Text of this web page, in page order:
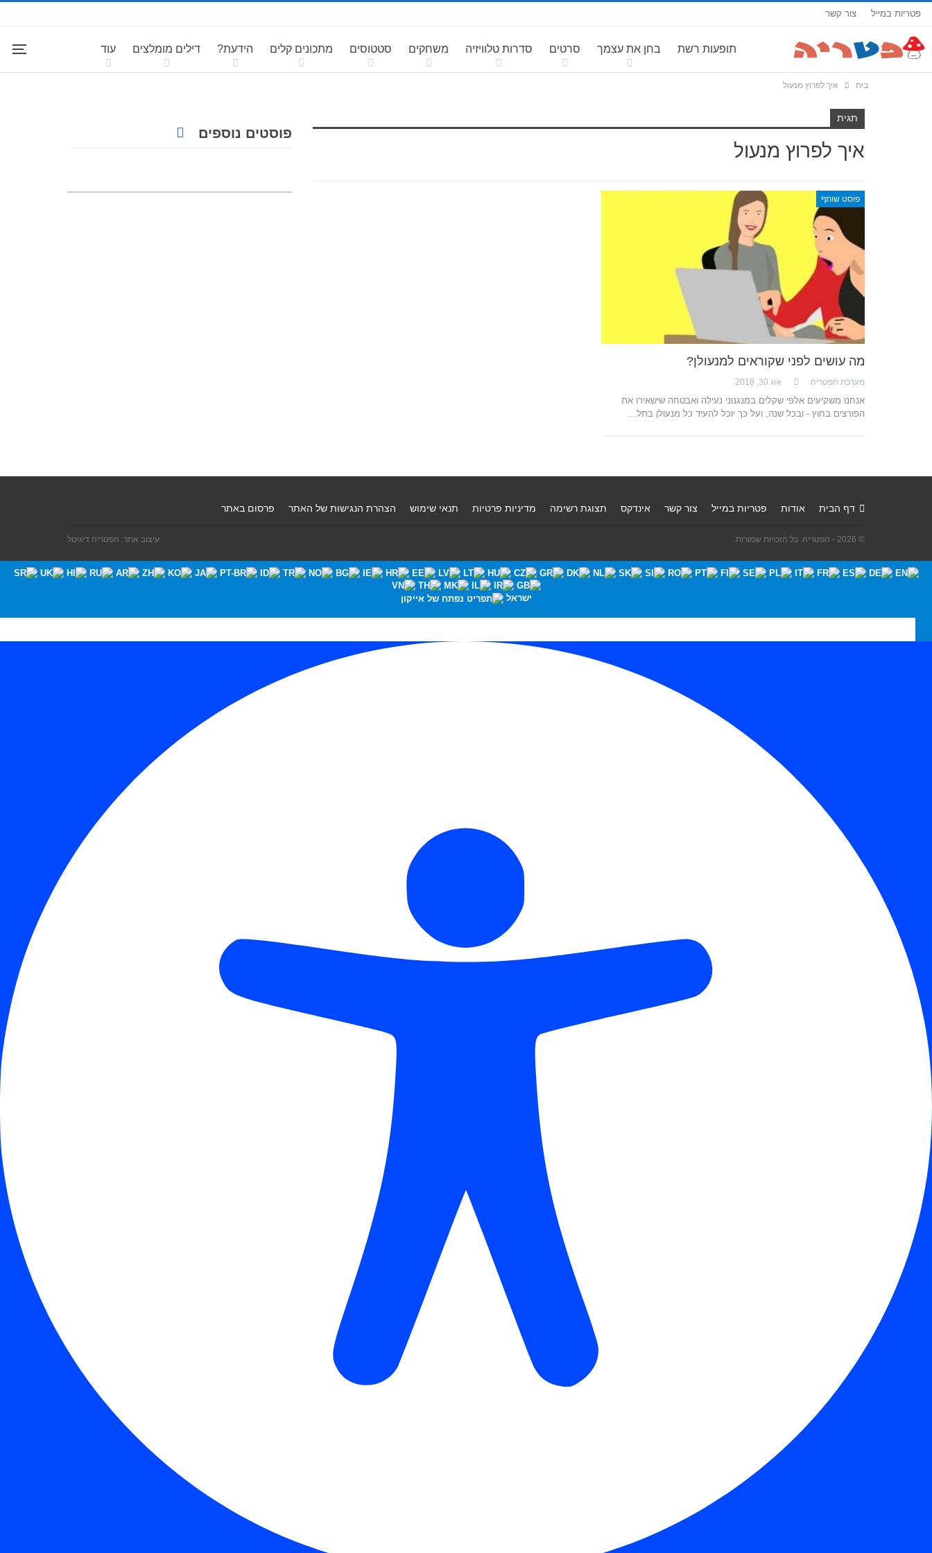
פטריות במייל צור קשר
תופעות רשת בחן את עצמך סרטים סדרות טלוויזיה משחקים סטטוסים מתכונים קלים הידעת? דילים מומלצים עוד
בית איך לפרוץ מנעול
תגית
איך לפרוץ מנעול
פוסט שותף
מה עושים לפני שקוראים למנעולן?
מערכת הפטריה אוג 30, 2018
אנחנו משקיעים אלפי שקלים במנגנוני נעילה ואבטחה שישאירו את
הפורצים בחוץ - ובכל שנה, ועל כך יוכל להעיד כל מנעולן בתל…
פוסטים נוספים
דף הבית אודות פטריות במייל צור קשר אינדקס תצוגת רשימה מדיניות פרטיות תנאי שימוש הצהרת הנגישות של האתר פרסום באתר
© 2026 - הפטריה. כל הזכויות שמורות. עיצוב אתר: הפטריה דיגיטל
ישראל